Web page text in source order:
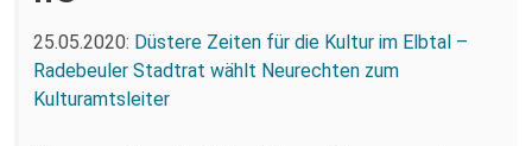
25.05.2020: Düstere Zeiten für die Kultur im Elbtal –
Radebeuler Stadtrat wählt Neurechten zum
Kulturamtsleiter